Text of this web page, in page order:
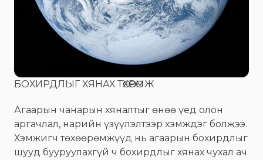
БОХИРДЛЫГ ХЯНАХ ТӨХӨӨРӨМЖ
Агаарын чанарын хяналтыг өнөө үед олон
аргачлал, нарийн үзүүлэлтээр хэмждэг болжээ.
Хэмжигч төхөөрөмжүүд нь агаарын бохирдлыг
шууд бууруулахгүй ч бохирдлыг хянах чухал ач